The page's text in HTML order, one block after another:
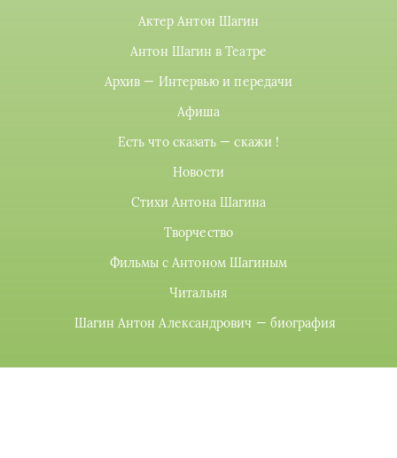
Актер Антон Шагин
Антон Шагин в Театре
Архив — Интервью и передачи
Афиша
Есть что сказать — скажи !
Новости
Стихи Антона Шагина
Творчество
Фильмы с Антоном Шагиным
Читальня
Шагин Антон Александрович — биография